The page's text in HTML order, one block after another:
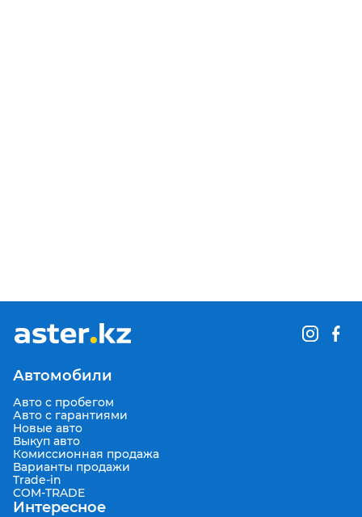
Автомобили
Авто с пробегом
Авто с гарантиями
Новые авто
Выкуп авто
Комиссионная продажа
Варианты продажи
Trade-in
COM-TRADE
Интересное